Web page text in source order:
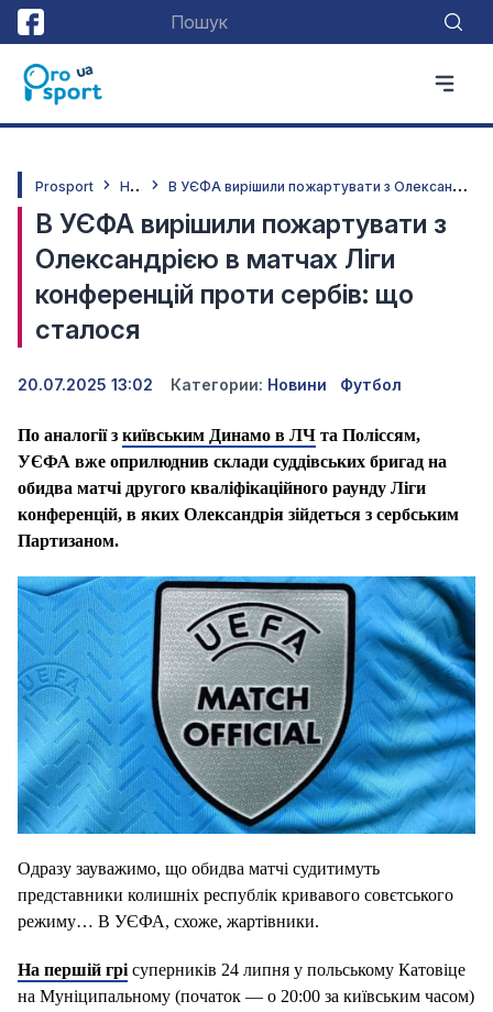
Prosport Н
овини В
УЄФА вирішили пожартувати з Олександрією в матчах Ліги конференцій проти сербів: що сталося
В УЄФА вирішили пожартувати з
Олександрією в матчах Ліги
конференцій проти сербів: що
сталося
20.07.2025 13:02 Категории: Новини Футбол
По аналогії з київським Динамо в ЛЧ та Поліссям,
УЄФА вже оприлюднив склади суддівських бригад на
обидва матчі другого кваліфікаційного раунду Ліги
конференцій, в яких Олександрія зійдеться з сербським
Партизаном.
Одразу зауважимо, що обидва матчі судитимуть
представники колишніх республік кривавого совєтського
режиму… В УЄФА, схоже, жартівники.
На першій грі суперників 24 липня у польському Катовіце
на Муніципальному (початок — о 20:00 за київським часом)